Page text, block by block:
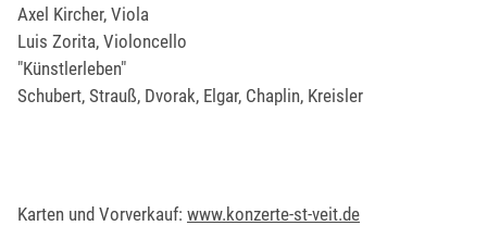
Axel Kircher, Viola
Luis Zorita, Violoncello
"Künstlerleben"
Schubert, Strauß, Dvorak, Elgar, Chaplin, Kreisler
Karten und Vorverkauf: www.konzerte-st-veit.de